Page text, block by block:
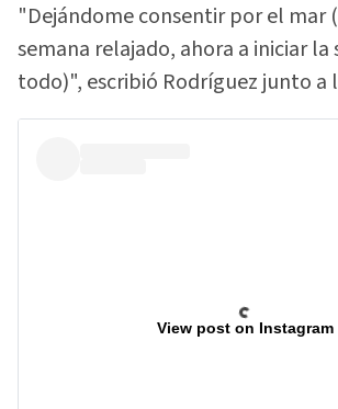
"Dejándome consentir por el mar
semana relajado, ahora a iniciar la
todo)", escribió Rodríguez junto a
View post on Instagram